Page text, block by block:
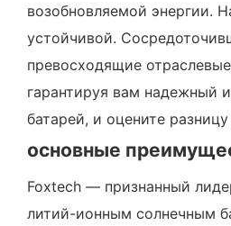
возобновляемой энергии.
устойчивой.
превосходящие
гарантируя вам надежный
батарей, и оцените
основные
Foxtech — признанный
литий-ионным солнечным